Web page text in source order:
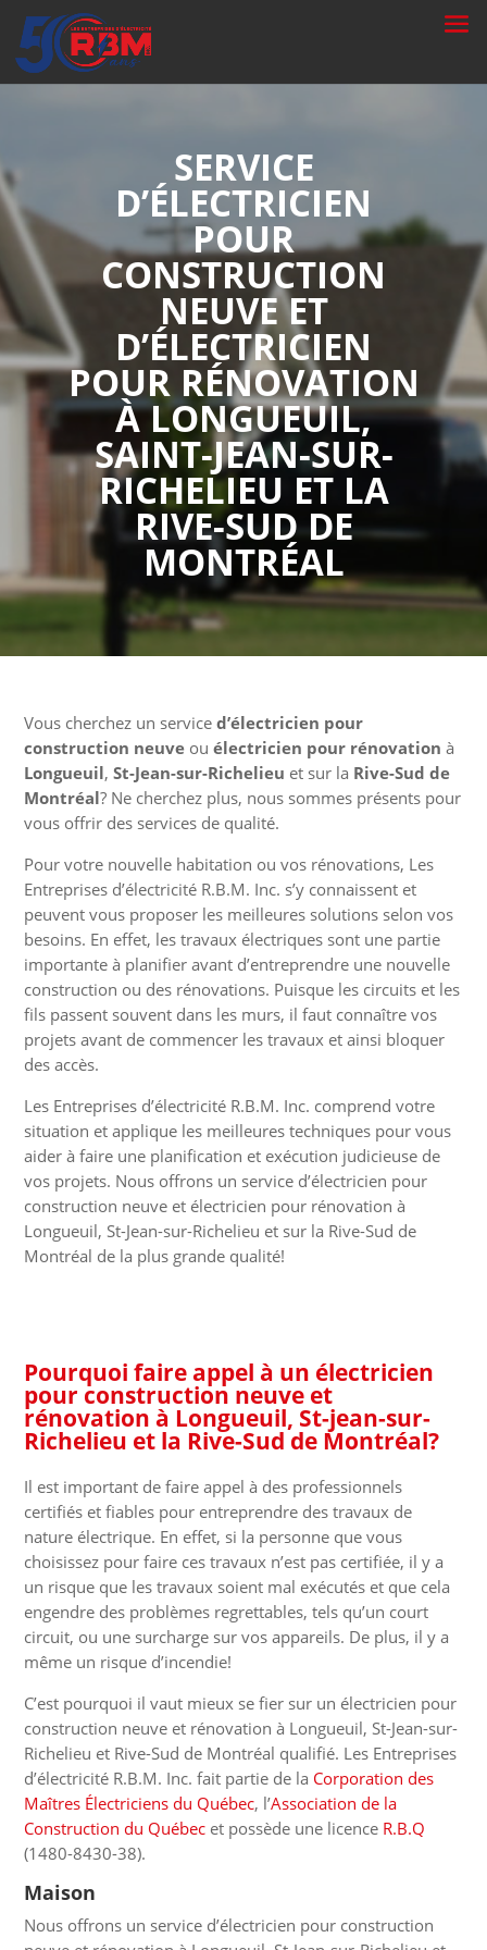
SERVICE
D’ÉLECTRICIEN
POUR
CONSTRUCTION
NEUVE ET
D’ÉLECTRICIEN
POUR RÉNOVATION
À LONGUEUIL,
SAINT-JEAN-SUR-
RICHELIEU ET LA
RIVE-SUD DE
MONTRÉAL
Vous cherchez un serviced’électricien pour
construction neuve ou électricien pour rénovation à
Longueuil, St-Jean-sur-Richelieu et sur la Rive-Sud de
Montréal? Ne cherchez plus, nous sommes présents pour
vous offrir des services de qualité.
Pour votre nouvelle habitation ou vos rénovations, Les
Entreprises d’électricité R.B.M. Inc. s’y connaissent et
peuvent vous proposer les meilleures solutions selon vos
besoins. En effet, les travaux électriques sont une partie
importante à planifier avant d’entreprendre une nouvelle
construction ou des rénovations. Puisque les circuits et les
fils passent souvent dans les murs, il faut connaître vos
projets avant de commencer les travaux et ainsi bloquer
des accès.
Les Entreprises d’électricité R.B.M. Inc. comprend votre
situation et applique les meilleures techniques pour vous
aider à faire une planification et exécution judicieuse de
vos projets. Nous offrons un service d’électricien pour
construction neuve et électricien pour rénovation à
Longueuil, St-Jean-sur-Richelieu et sur la Rive-Sud de
Montréal de la plus grande qualité!
Pourquoi faire appel à un électricien
pour construction neuve et
rénovation à Longueuil, St-jean-sur-
Richelieu et la Rive-Sud de Montréal?
Il est important de faire appel à des professionnels
certifiés et fiables pour entreprendre des travaux de
nature électrique. En effet, si la personne que vous
choisissez pour faire ces travaux n’est pas certifiée, il y a
un risque que les travaux soient mal exécutés et que cela
engendre des problèmes regrettables, tels qu’un court
circuit, ou une surcharge sur vos appareils. De plus, il y a
même un risque d’incendie!
C’est pourquoi il vaut mieux se fier sur un électricien pour
construction neuve et rénovation à Longueuil, St-Jean-sur-
Richelieu et Rive-Sud de Montréal qualifié. Les Entreprises
d’électricité R.B.M. Inc. fait partie de la Corporation des
Maîtres Électriciens du Québec, l’Association de la
Construction du Québec et possède une licence R.B.Q
(1480-8430-38).
Maison
Nous offrons un service d’électricien pour construction